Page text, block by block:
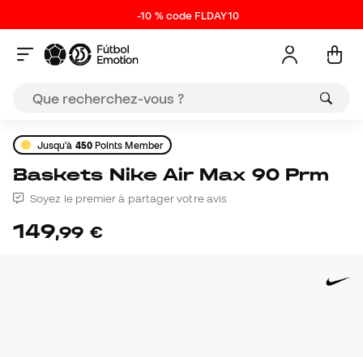
-10 % code FLDAY10
Jusqu'à 450Points Member
Baskets Nike Air Max 90 Prm
Soyez le premier à partager votre avis
149,99 €